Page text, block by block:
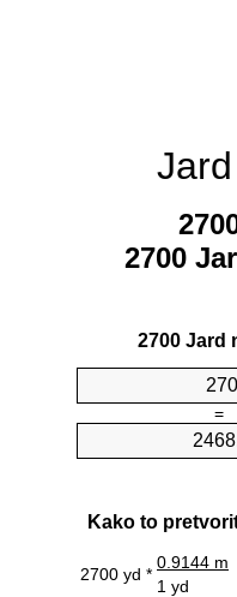
2700
2700 Jard
=
Kako to
2700 yd *
0.9144 m
1 yd